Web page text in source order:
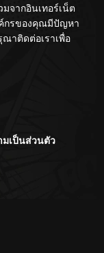
จากอินเทอร์เน็ต
กรของคุณมีปัญหา
าติดต่อเราเพื่อ
เป็นส่วนตัว